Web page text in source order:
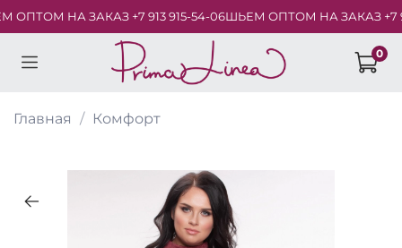
НА ЗАКАЗ +7 913 915-54-06ШЬЕМ ОПТОМ НА ЗАКАЗ +7
0
Главная Комфорт